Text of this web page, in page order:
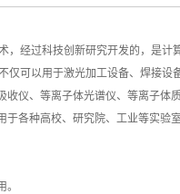
，经过科技创新研究开发的，是计
仅可以用于激光加工设备、焊接设
仪、等离子体光谱仪、等离子体
各种高校、研究院、工业等实验